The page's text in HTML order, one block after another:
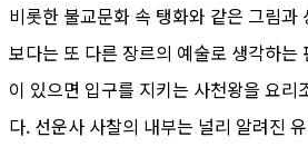
비롯한 불교문화 속 탱화와 같은 그림과
보다는 또 다른 장르의 예술로 생각하는
이 있으면 입구를 지키는 사천왕을 요리
다. 선운사 사찰의 내부는 널리 알려진